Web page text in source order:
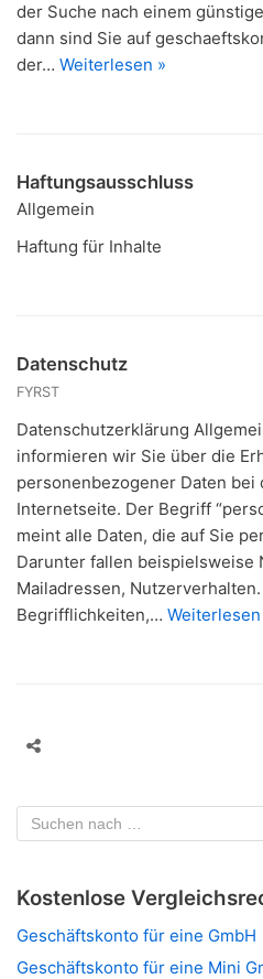
der Suche nach einem
dann sind Sie auf
der… Weiterlesen »
Haftungsausschluss
Allgemein
Haftung für Inhalte
Datenschutz
FYRST
Datenschutzerklärung
informieren wir Sie über die
personenbezogener Daten
Internetseite. Der Begriff
meint alle Daten, die auf Sie
Darunter fallen beispielsweise
Mailadressen,
Begrifflichkeiten,… Weiterlesen
Kostenlose
Geschäftskonto für eine GmbH
Geschäftskonto für eine Mini